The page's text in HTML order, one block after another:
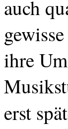
auch
ihre
erst